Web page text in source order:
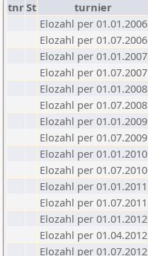
tnrSt turnier
Elozahl per 01.01.2006
Elozahl per 01.07.2006
Elozahl per 01.01.2007
Elozahl per 01.07.2007
Elozahl per 01.01.2008
Elozahl per 01.07.2008
Elozahl per 01.01.2009
Elozahl per 01.07.2009
Elozahl per 01.01.2010
Elozahl per 01.07.2010
Elozahl per 01.01.2011
Elozahl per 01.07.2011
Elozahl per 01.01.2012
Elozahl per 01.04.2012
Elozahl per 01.07.2012